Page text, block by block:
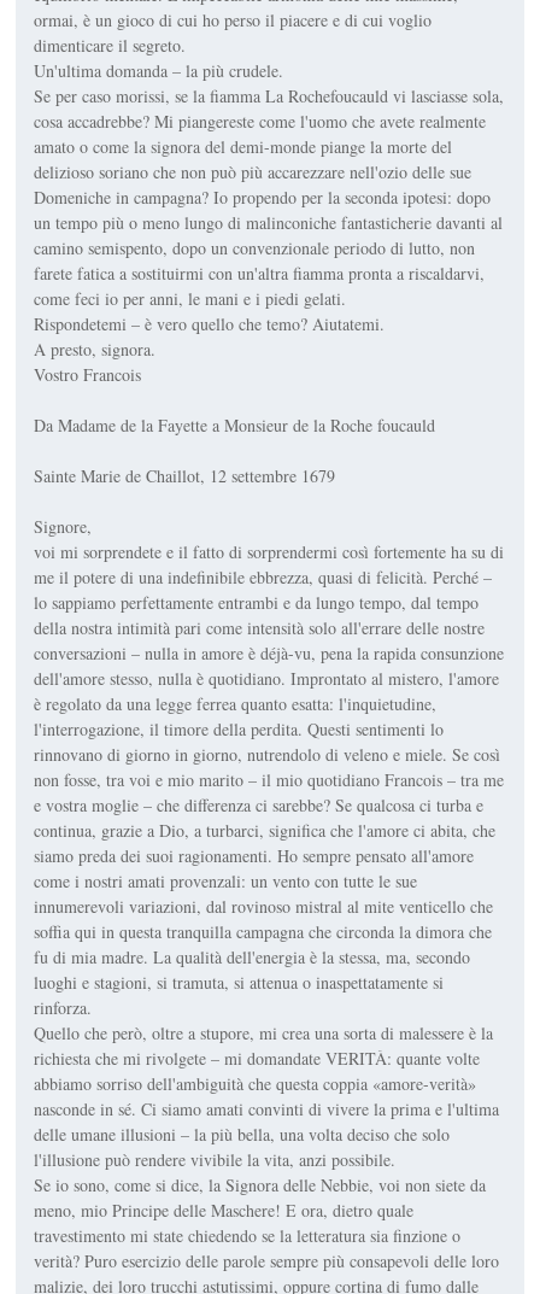
ormai, è un gioco di cui ho perso il piacere e di cui voglio
dimenticare il segreto.
Un'ultima domanda – la più crudele.
Se per caso morissi, se la fiamma La Rochefoucauld vi lasciasse sola,
cosa accadrebbe? Mi piangereste come l'uomo che avete realmente
amato o come la signora del demi-monde piange la morte del
delizioso soriano che non può più accarezzare nell'ozio delle sue
Domeniche in campagna? Io propendo per la seconda ipotesi: dopo
un tempo più o meno lungo di malinconiche fantasticherie davanti al
camino semispento, dopo un convenzionale periodo di lutto, non
farete fatica a sostituirmi con un'altra fiamma pronta a riscaldarvi,
come feci io per anni, le mani e i piedi gelati.
Rispondetemi – è vero quello che temo? Aiutatemi.
A presto, signora.
Vostro Francois
Da Madame de la Fayette a Monsieur de la Roche foucauld
Sainte Marie de Chaillot, 12 settembre 1679
Signore,
voi mi sorprendete e il fatto di sorprendermi così fortemente ha su di
me il potere di una indefinibile ebbrezza, quasi di felicità. Perché –
lo sappiamo perfettamente entrambi e da lungo tempo, dal tempo
della nostra intimità pari come intensità solo all'errare delle nostre
conversazioni – nulla in amore è déjà-vu, pena la rapida consunzione
dell'amore stesso, nulla è quotidiano. Improntato al mistero, l'amore
è regolato da una legge ferrea quanto esatta: l'inquietudine,
l'interrogazione, il timore della perdita. Questi sentimenti lo
rinnovano di giorno in giorno, nutrendolo di veleno e miele. Se così
non fosse, tra voi e mio marito – il mio quotidiano Francois – tra me
e vostra moglie – che differenza ci sarebbe? Se qualcosa ci turba e
continua, grazie a Dio, a turbarci, significa che l'amore ci abita, che
siamo preda dei suoi ragionamenti. Ho sempre pensato all'amore
come i nostri amati provenzali: un vento con tutte le sue
innumerevoli variazioni, dal rovinoso mistral al mite venticello che
soffia qui in questa tranquilla campagna che circonda la dimora che
fu di mia madre. La qualità dell'energia è la stessa, ma, secondo
luoghi e stagioni, si tramuta, si attenua o inaspettatamente si
rinforza.
Quello che però, oltre a stupore, mi crea una sorta di malessere è la
richiesta che mi rivolgete – mi domandate VERITÀ: quante volte
abbiamo sorriso dell'ambiguità che questa coppia «amore-verità»
nasconde in sé. Ci siamo amati convinti di vivere la prima e l'ultima
delle umane illusioni – la più bella, una volta deciso che solo
l'illusione può rendere vivibile la vita, anzi possibile.
Se io sono, come si dice, la Signora delle Nebbie, voi non siete da
meno, mio Principe delle Maschere! E ora, dietro quale
travestimento mi state chiedendo se la letteratura sia finzione o
verità? Puro esercizio delle parole sempre più consapevoli delle loro
malizie, dei loro trucchi astutissimi, oppure cortina di fumo dalle